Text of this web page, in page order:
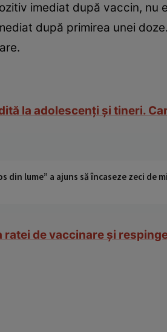
imediat după vaccin, nu
după primirea unei
la adolescenţi şi tineri.
din lume” a ajuns să încaseze zeci de
de vaccinare și